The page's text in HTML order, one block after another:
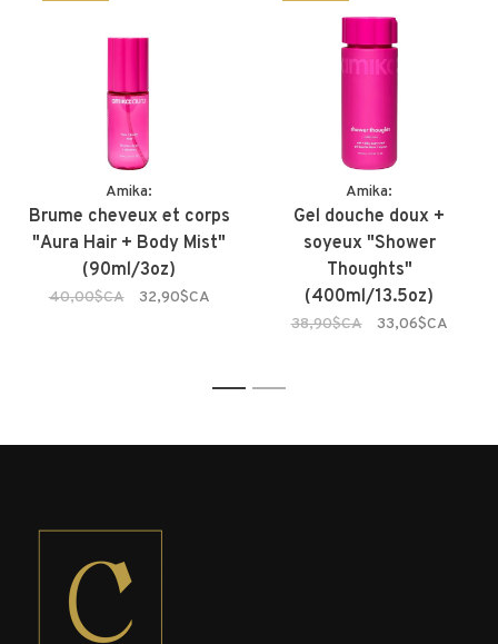
Amika:
Brume cheveux et corps
"Aura Hair + Body Mist"
(90ml/3oz)
40,00$CA 32,90$CA
Amika:
Gel douche doux +
soyeux "Shower
Thoughts"
(400ml/13.5oz)
38,90$CA 33,06$CA
1 2